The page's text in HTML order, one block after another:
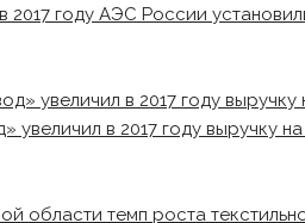
2017 году АЭС России
увеличил в 2017 году выручку